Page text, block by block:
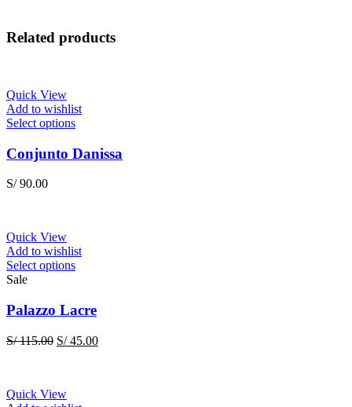
Related products
Quick View
Add to wishlist
Select optionsThis
has
multiple
chosen
on
page
Conjunto Danissa
S/90.00
Quick View
Add to wishlist
Select optionsThis
multiple
variants.
The
options
Sale
Palazzo Lacre
S/115.00 Original
S/45.00Current
Quick View